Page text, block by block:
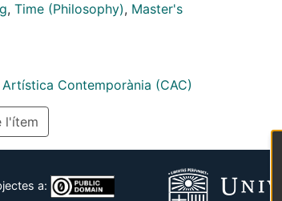
, Time (Philosophy), Master's
Contemporània (CAC)
l'ítem
a: